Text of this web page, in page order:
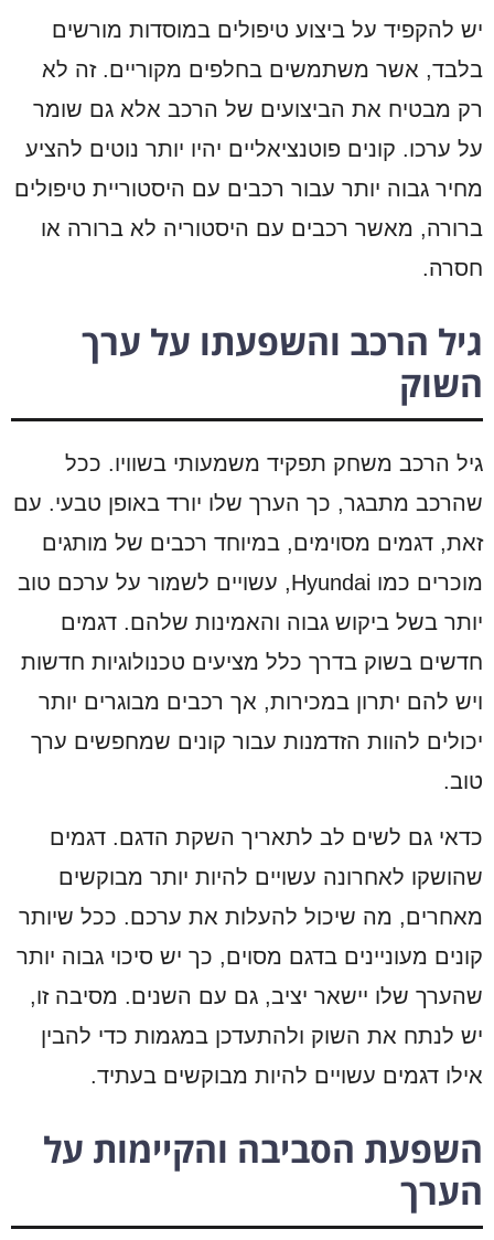
יש להקפיד על ביצוע טיפולים במוסדות מורשים
בלבד, אשר משתמשים בחלפים מקוריים. זה לא
רק מבטיח את הביצועים של הרכב אלא גם שומר
על ערכו. קונים פוטנציאליים יהיו יותר נוטים להציע
מחיר גבוה יותר עבור רכבים עם היסטוריית טיפולים
ברורה, מאשר רכבים עם היסטוריה לא ברורה או
חסרה.
גיל הרכב והשפעתו על ערך
השוק
גיל הרכב משחק תפקיד משמעותי בשוויו. ככל
שהרכב מתבגר, כך הערך שלו יורד באופן טבעי. עם
זאת, דגמים מסוימים, במיוחד רכבים של מותגים
מוכרים כמו Hyundai, עשויים לשמור על ערכם טוב
יותר בשל ביקוש גבוה והאמינות שלהם. דגמים
חדשים בשוק בדרך כלל מציעים טכנולוגיות חדשות
ויש להם יתרון במכירות, אך רכבים מבוגרים יותר
יכולים להוות הזדמנות עבור קונים שמחפשים ערך
טוב.
כדאי גם לשים לב לתאריך השקת הדגם. דגמים
שהושקו לאחרונה עשויים להיות יותר מבוקשים
מאחרים, מה שיכול להעלות את ערכם. ככל שיותר
קונים מעוניינים בדגם מסוים, כך יש סיכוי גבוה יותר
שהערך שלו יישאר יציב, גם עם השנים. מסיבה זו,
יש לנתח את השוק ולהתעדכן במגמות כדי להבין
אילו דגמים עשויים להיות מבוקשים בעתיד.
השפעת הסביבה והקיימות על
הערך